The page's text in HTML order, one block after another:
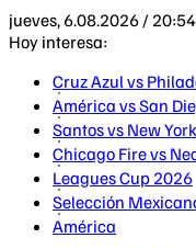
jueves, 6.08.2026 / 20:54
Hoy interesa:
Cruz Azul vs
América vs San
Santos vs New
Chicago Fire vs
Leagues Cup 2026
Selección
América